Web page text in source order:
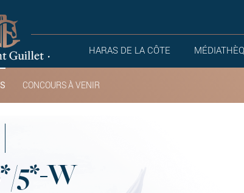
HARAS DE LA CÔTE
CONCOURS À VENIR
5*-W